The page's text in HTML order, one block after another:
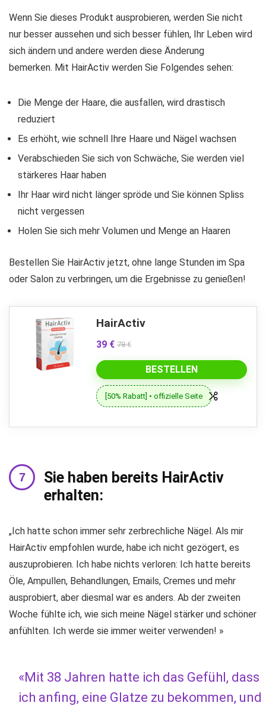
Wenn Sie dieses Produkt ausprobieren, werden Sie nicht
nur besser aussehen und sich besser fühlen, Ihr Leben wird
sich ändern und andere werden diese Änderung
bemerken. Mit HairActiv werden Sie Folgendes sehen:
Die Menge der Haare, die ausfallen, wird drastisch
reduziert
Es erhöht, wie schnell Ihre Haare und Nägel wachsen
Verabschieden Sie sich von Schwäche, Sie werden viel
stärkeres Haar haben
Ihr Haar wird nicht länger spröde und Sie können Spliss
nicht vergessen
Holen Sie sich mehr Volumen und Menge an Haaren
Bestellen Sie HairActiv jetzt, ohne lange Stunden im Spa
oder Salon zu verbringen, um die Ergebnisse zu genießen!
HairActiv
39 € 78 €
BESTELLEN
[50% Rabatt] • offizielle Seite
Sie haben bereits HairActiv
erhalten:
„Ich hatte schon immer sehr zerbrechliche Nägel. Als mir
HairActiv empfohlen wurde, habe ich nicht gezögert, es
auszuprobieren. Ich habe nichts verloren: Ich hatte bereits
Öle, Ampullen, Behandlungen, Emails, Cremes und mehr
ausprobiert, aber diesmal war es anders. Ab der zweiten
Woche fühlte ich, wie sich meine Nägel stärker und schöner
anfühlten. Ich werde sie immer weiter verwenden! »
«Mit 38 Jahren hatte ich das Gefühl, dass
ich anfing, eine Glatze zu bekommen, und